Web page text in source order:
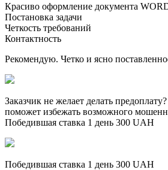
Красиво оформление документа
Постановка задачи
Четкость требований
Контактность
Рекомендую. Четко и ясно
Заказчик не желает делать
поможет избежать возможного
Победившая ставка 1 день 300 UAH
Победившая ставка 1 день 300 UAH